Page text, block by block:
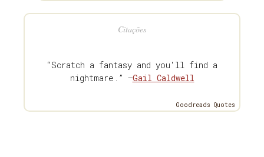
Citações
“Scratch a fantasy and you'll find a
nightmare.” —Gail Caldwell
Goodreads Quotes